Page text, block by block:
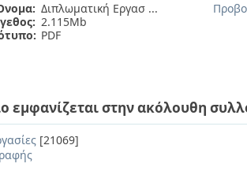
Διπλωματική Εργασ ...
2.115Mb
PDF
εμφανίζεται στην ακόλουθη
[21069]